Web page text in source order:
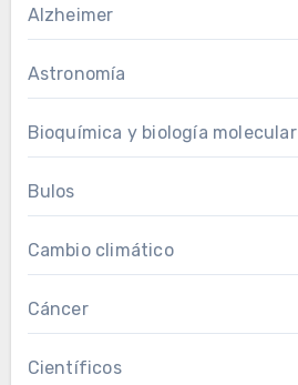
Alzheimer
Astronomía
Bioquímica y biología molecular
Bulos
Cambio climático
Cáncer
Científicos